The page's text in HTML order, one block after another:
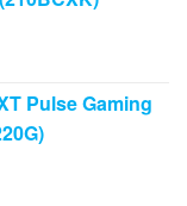
Pulse Gaming